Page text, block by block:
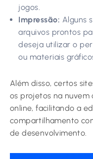
jogos.
Impressão: Alguns
arquivos prontos
deseja utilizar o
ou materiais
Além disso, certos
os projetos na
online, facilitando a
compartilhamento
de desenvolvimento.